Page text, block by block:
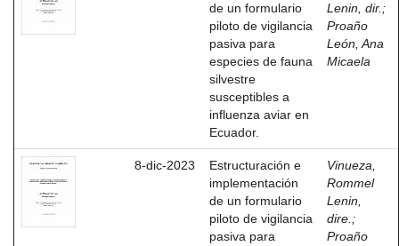
de un formulario
piloto de vigilancia
pasiva para
especies de fauna
silvestre
susceptibles a
influenza aviar en
Ecuador.
Lenin, dir. ;
Proaño
León, Ana
Micaela
8-dic-2023
Estructuración e
implementación
de un formulario
piloto de vigilancia
pasiva para
Vinueza,
Rommel
Lenin,
dire. ;
Proaño